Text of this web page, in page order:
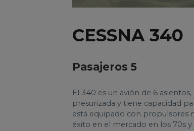
CESSNA 340
Pasajeros 5
El 340 es un avión de 6
presurizada y tiene capacidad
está equipado con propulsores
éxito en el mercado en los 70s